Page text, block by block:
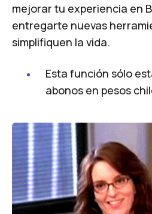
mejorar tu experiencia en
entregarte nuevas
simplifiquen la vida.
Esta función sólo
abonos en pesos